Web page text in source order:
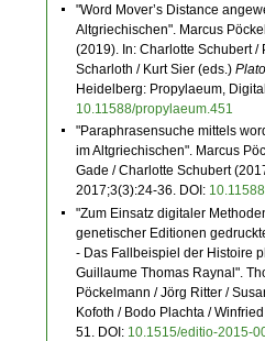
"Word Mover’s Distance
Altgriechischen". Marcus
(2019). In: Charlotte Schubert
Scharloth / Kurt Sier (eds.)
Heidelberg: Propylaeum,
10.11588/propylaeum.451
"Paraphrasensuche mittels
im Altgriechischen". Marcus
Gade / Charlotte Schubert
2017;3(3):24-36. DOI:
"Zum Einsatz digitaler
genetischer Editionen
- Das Fallbeispiel der Histoire
Guillaume Thomas Raynal".
Pöckelmann / Jörg Ritter /
Kofoth / Bodo Plachta /
51. DOI: 10.1515/editio-2015-